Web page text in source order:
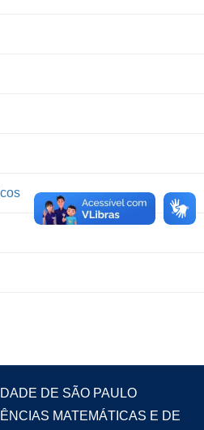
DE SÃO PAULO
MATEMÁTICAS E DE